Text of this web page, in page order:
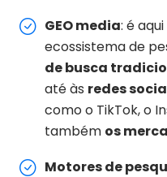
GEO media: é
ecossistema de
de busca
até às redes
como o TikTok, o
também os
Motores de